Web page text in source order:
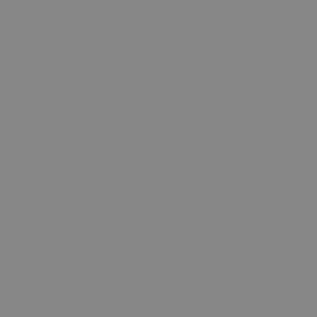
Analytics,
análisis de
publicitarios,